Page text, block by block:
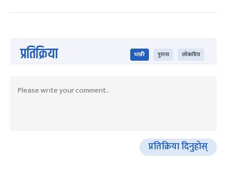
प्रतिक्रिया भर्खरै पुराना लोकप्रिय
प्रतिक्रिया दिनुहोस्